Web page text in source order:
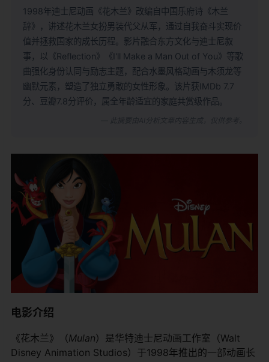
1998年迪士尼动画《花木兰》改编自中国乐府诗《木兰
辞》，讲述花木兰女扮男装代父从军，通过自我奋斗实现价
值并拯救国家的成长历程。影片融合东方文化与迪士尼叙
事，以《Reflection》《I'll Make a Man Out of You》等歌
曲强化身份认同与励志主题，配合水墨风格动画与木须龙等
幽默元素，塑造了独立勇敢的女性形象。该片获IMDb 7.7
分、豆瓣7.8分评价，属全年龄适宜的家庭共赏级作品。
电影介绍
《花木兰》（Mulan）是华特迪士尼动画工作室（Walt
Disney Animation Studios）于1998年推出的一部动画长